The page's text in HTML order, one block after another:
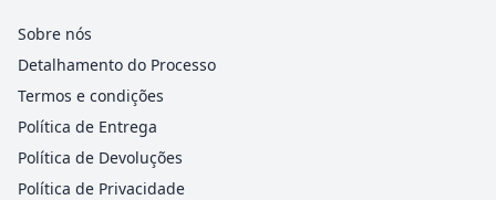
Sobre nós
Detalhamento do Processo
Termos e condições
Política de Entrega
Política de Devoluções
Política de Privacidade